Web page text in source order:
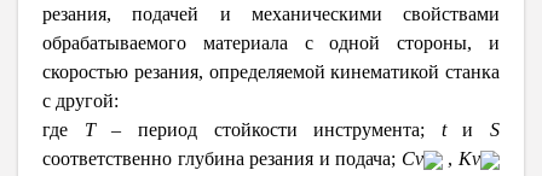
резания, подачей и механическими свойствами
обрабатываемого материала с одной стороны, и
скоростью резания, определяемой кинематикой станка
с другой:
где Т– период стойкости инструмента; tи S
соответственно глубина резания и подача; Cv , Kv